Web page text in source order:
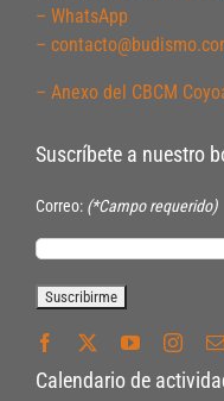
– WhatsApp
–
– Anexo del CBCM
Suscríbete a nuestro
Correo: (*Campo requerido)
Calendario de